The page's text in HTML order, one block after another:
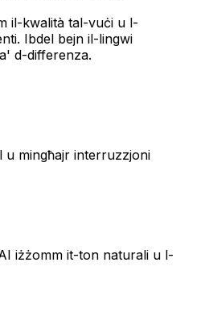
il-kwalità tal-vuċi u l-
Ibdel bejn il-lingwi
d-differenza.
u mingħajr interruzzjoni
iżżomm it-ton naturali u l-